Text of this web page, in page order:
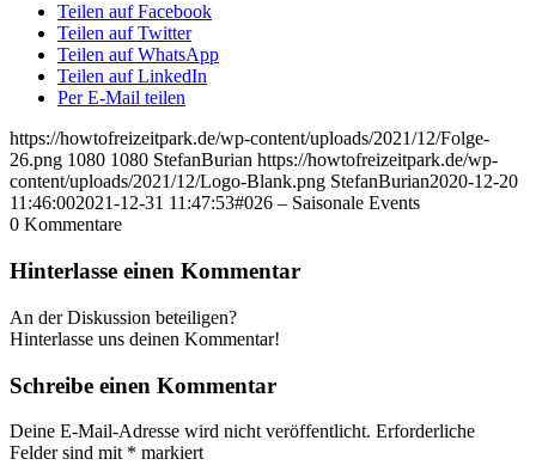
Teilen auf Facebook
Teilen auf Twitter
Teilen auf WhatsApp
Teilen auf LinkedIn
Per E-Mail teilen
https://howtofreizeitpark.de/wp-content/uploads/2021/12/Folge-
26.png 1080 1080 StefanBurian https://howtofreizeitpark.de/wp-
content/uploads/2021/12/Logo-Blank.png StefanBurian2020-12-20
11:46:002021-12-31 11:47:53#026 – Saisonale Events
0 Kommentare
Hinterlasse einen Kommentar
An der Diskussion beteiligen?
Hinterlasse uns deinen Kommentar!
Schreibe einen Kommentar
Deine E-Mail-Adresse wird nicht veröffentlicht. Erforderliche
Felder sind mit * markiert